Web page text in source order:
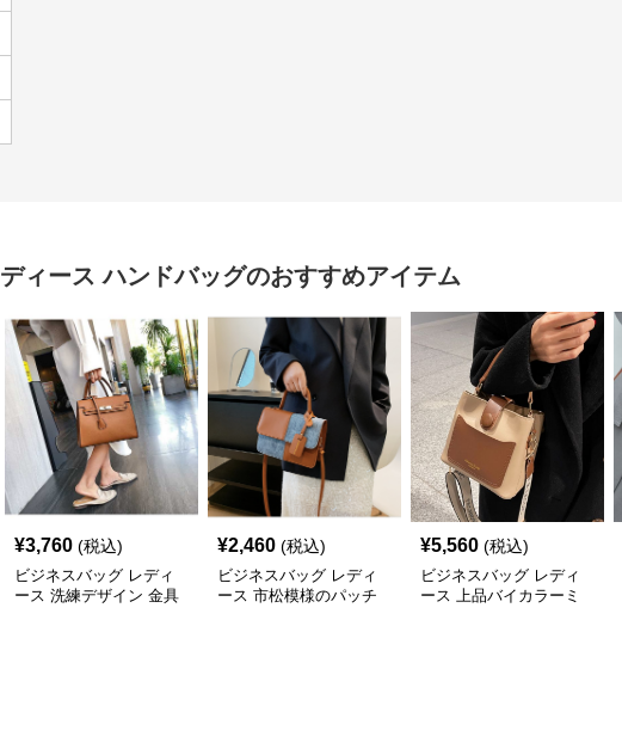
ィース ハンドバッグのおすすめアイテム
¥3,760 (税込)
ビジネスバッグ レディ
ース 洗練デザイン 金具
¥2,460 (税込)
ビジネスバッグ レディ
ース 市松模様のパッチ
¥5,560 (税込)
ビジネスバッグ レディ
ース 上品バイカラーミ